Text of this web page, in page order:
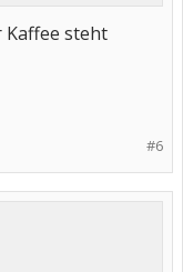
Kaffee steht
#6